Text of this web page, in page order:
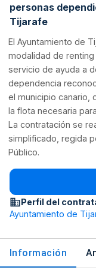
personas
Tijarafe
El Ayuntamiento de
modalidad de
servicio de ayuda a
dependencia
el municipio canario,
la flota necesaria
La contratación se
simplificado, regida
Público.
Perfil del
Ayuntamiento de
Información